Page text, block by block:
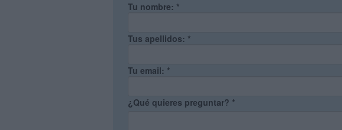
Tu nombre: *
Tus apellidos: *
Tu email: *
¿Qué quieres preguntar? *